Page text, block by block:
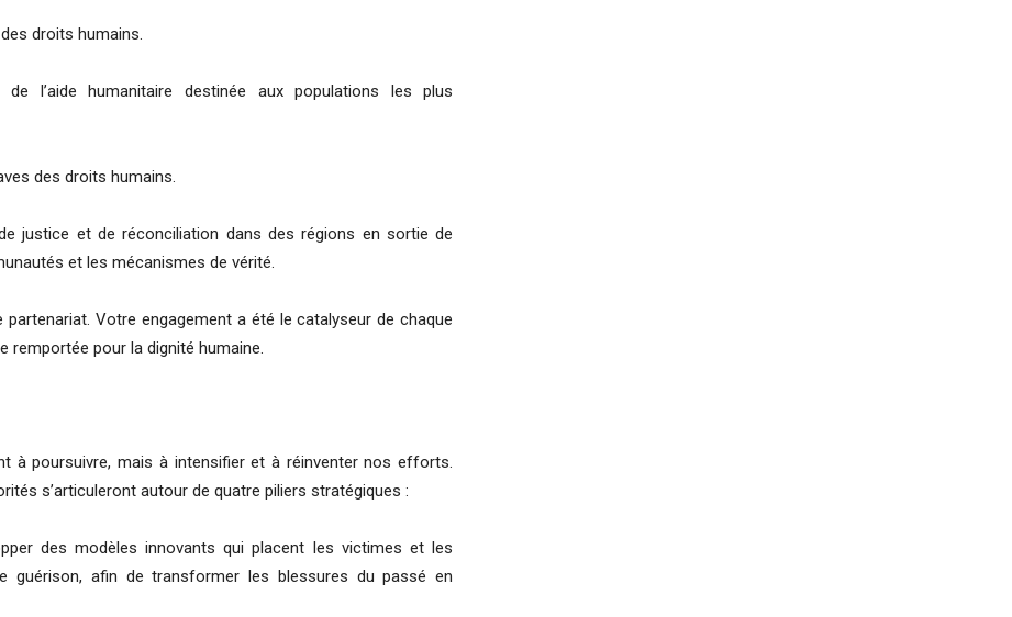
droits humains.
l’aide humanitaire destinée aux populations les plus
des droits humains.
justice et de réconciliation dans des régions en sortie de
et les mécanismes de vérité.
Votre engagement a été le catalyseur de chaque
remportée pour la dignité humaine.
à poursuivre, mais à intensifier et à réinventer nos efforts.
s’articuleront autour de quatre piliers stratégiques :
des modèles innovants qui placent les victimes et les
afin de transformer les blessures du passé en